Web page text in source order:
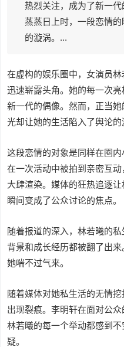
热烈关注，成为了新一
蒸蒸日上时，一段恋情
的漩涡。...
在虚构的娱乐圈中，女演员
迅速崭露头角。她的每一次
新一代的偶像。然而，正当
光却让她的生活陷入了舆论的
这段恋情的对象是同样在圈
在一次活动中被拍到亲密互
大肆渲染。媒体的狂热追逐
瞬间变成了公众讨论的焦点。
随着报道的深入，林若曦的
背景和成长经历都被翻了出
她喘不过气来。
随着媒体对她私生活的无情
出现裂痕。李明轩在面对公
林若曦的每一个举动都感到
疑。